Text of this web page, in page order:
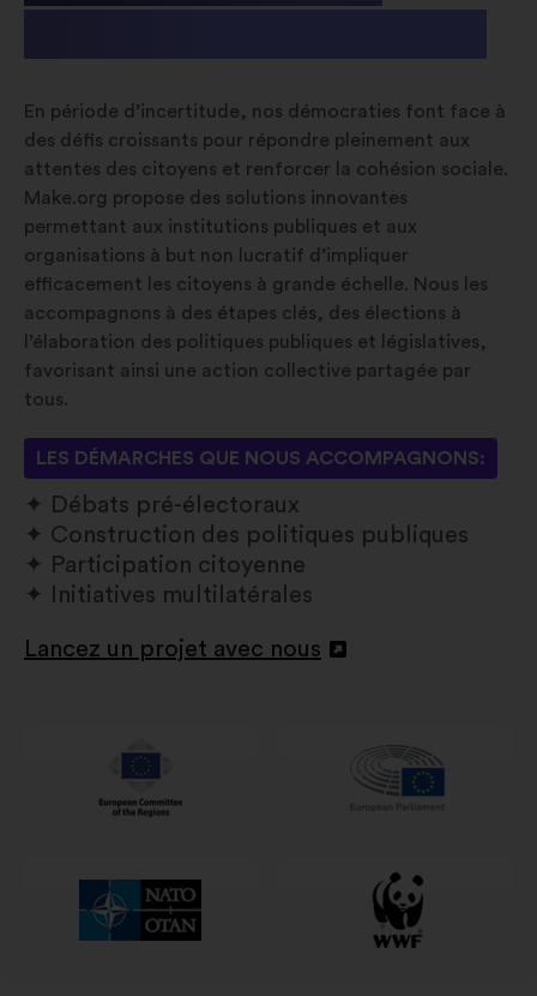
En période d’incertitude, nos démocraties font face à
des défis croissants pour répondre pleinement aux
attentes des citoyens et renforcer la cohésion sociale.
Make.org propose des solutions innovantes
permettant aux institutions publiques et aux
organisations à but non lucratif d’impliquer
efficacement les citoyens à grande échelle. Nous les
accompagnons à des étapes clés, des élections à
l’élaboration des politiques publiques et législatives,
favorisant ainsi une action collective partagée par
tous.
LES DÉMARCHES QUE NOUS ACCOMPAGNONS:
Débats pré-électoraux
Construction des politiques publiques
Participation citoyenne
Initiatives multilatérales
Lancez un projet avec nous
Ouverture